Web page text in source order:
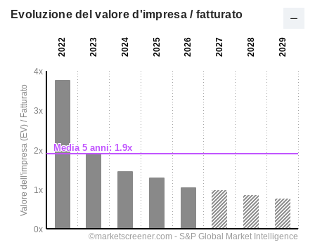
Evoluzione del valore d'impresa / fatturato